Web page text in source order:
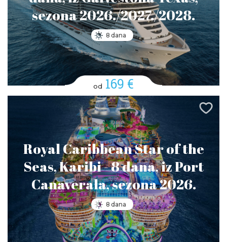
sezona 2026./2027./2028.
8 dana
od 169 €
Royal Caribbean Star of the
Seas, Karibi - 8 dana, iz Port
Canaverala, sezona 2026.
8 dana